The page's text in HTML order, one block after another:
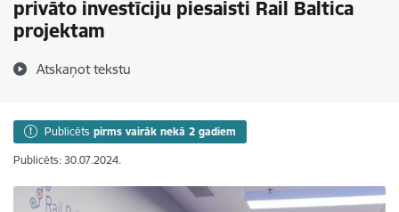
privāto investīciju piesaisti Rail Baltica
projektam
Atskaņot tekstu
Publicēts pirms vairāk nekā 2 gadiem
Publicēts: 30.07.2024.